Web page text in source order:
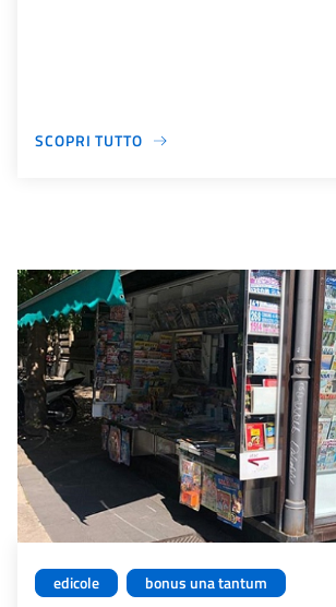
SCOPRI TUTTO
edicole bonus una tantum